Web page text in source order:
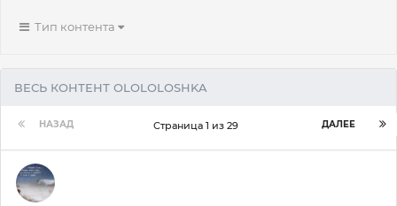
Тип контента
ВЕСЬ КОНТЕНТ OLOLOLOSHKA
НАЗАД ДАЛЕЕ
Страница 1 из 29